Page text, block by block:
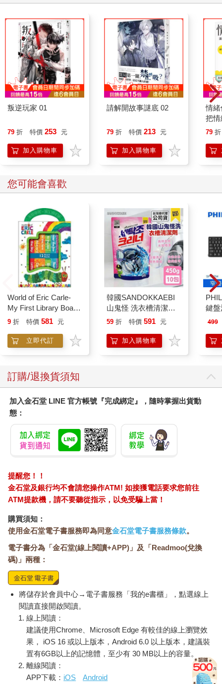
叛逆玩家 01
79 折 特價 253 元
加入購物車
請解開故事謎底 02
79 折 特價 213 元
加入購物車
情
把
誰
79 折
您可能會喜歡
World of Eric Carle-
My First Library Board
Book Block Set
9 折 特價 581 元
立即代訂
韓國SANDOKKAEBI
山鬼怪 洗衣槽清潔劑
450公克-10包組
59 折 特價 591 元
加入購物車
鍵盤
499
訂購/退換貨須知
加入金石堂 LINE 官方帳號『完成綁定』，隨時掌握出貨動
態：
提醒您！！
金石堂及銀行均不會請您操作ATM! 如接獲電話要求您前往
ATM提款機，請不要聽從指示，以免受騙上當！
購買須知：
使用金石堂電子書服務即為同意金石堂電子書服務條款。
電子書分為「金石堂(線上閱讀+APP)」及「Readmoo(兌換
碼)」兩種：
將儲存於會員中心→電子書服務「我的e書櫃」，點選線上
閱讀直接開啟閱讀。
線上閱讀：
建議使用Chrome、Microsoft Edge 有較佳的線上瀏覽效
果， iOS 16 或以上版本，Android 6.0 以上版本，建議裝
置有6GB以上的記憶體，至少有 30 MB以上的容量。
離線閱讀：
APP下載： iOS
Android